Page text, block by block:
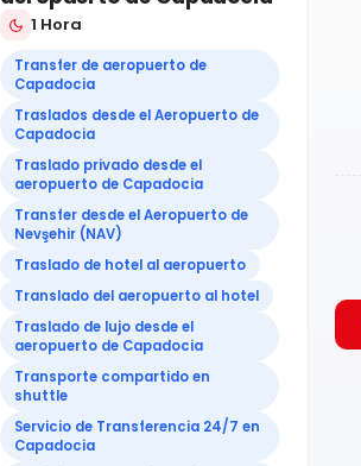
1 Hora
Transfer de aeropuerto de
Capadocia
Traslados desde el Aeropuerto de
Capadocia
Traslado privado desde el
aeropuerto de Capadocia
Transfer desde el Aeropuerto de
Nevşehir (NAV)
Traslado de hotel al aeropuerto
Translado del aeropuerto al hotel
Traslado de lujo desde el
aeropuerto de Capadocia
Transporte compartido en
shuttle
Servicio de Transferencia 24/7 en
Capadocia